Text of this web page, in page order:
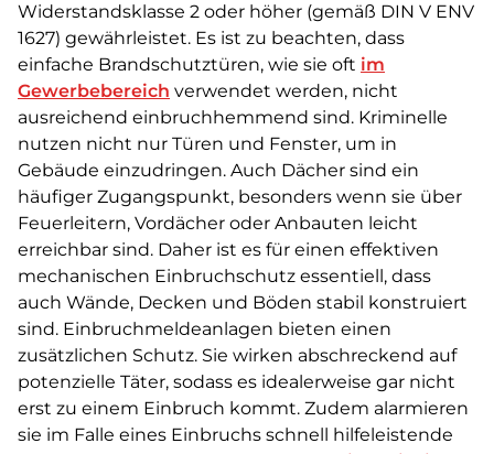
Widerstandsklasse 2 oder höher (gemäß DIN V ENV
1627) gewährleistet. Es ist zu beachten, dass
einfache Brandschutztüren, wie sie oft im
Gewerbebereich verwendet werden, nicht
ausreichend einbruchhemmend sind. Kriminelle
nutzen nicht nur Türen und Fenster, um in
Gebäude einzudringen. Auch Dächer sind ein
häufiger Zugangspunkt, besonders wenn sie über
Feuerleitern, Vordächer oder Anbauten leicht
erreichbar sind. Daher ist es für einen effektiven
mechanischen Einbruchschutz essentiell, dass
auch Wände, Decken und Böden stabil konstruiert
sind. Einbruchmeldeanlagen bieten einen
zusätzlichen Schutz. Sie wirken abschreckend auf
potenzielle Täter, sodass es idealerweise gar nicht
erst zu einem Einbruch kommt. Zudem alarmieren
sie im Falle eines Einbruchs schnell hilfeleistende